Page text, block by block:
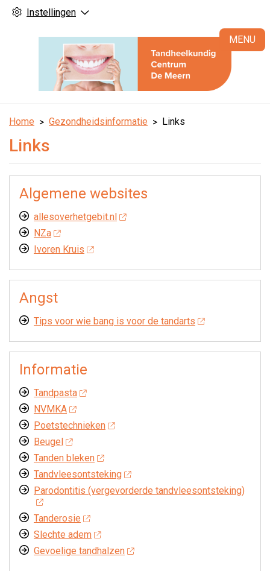
Instellingen
MENU
Home Gezondheidsinformatie Links
Links
Algemene websites
allesoverhetgebit.nl
NZa
Ivoren Kruis
Angst
Tips voor wie bang is voor de tandarts
Informatie
Tandpasta
NVMKA
Poetstechnieken
Beugel
Tanden bleken
Tandvleesontsteking
Parodontitis (vergevorderde tandvleesontsteking)
Tanderosie
Slechte adem
Gevoelige tandhalzen